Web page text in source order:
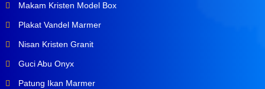
Makam Kristen Model Box
Plakat Vandel Marmer
Nisan Kristen Granit
Guci Abu Onyx
Patung Ikan Marmer